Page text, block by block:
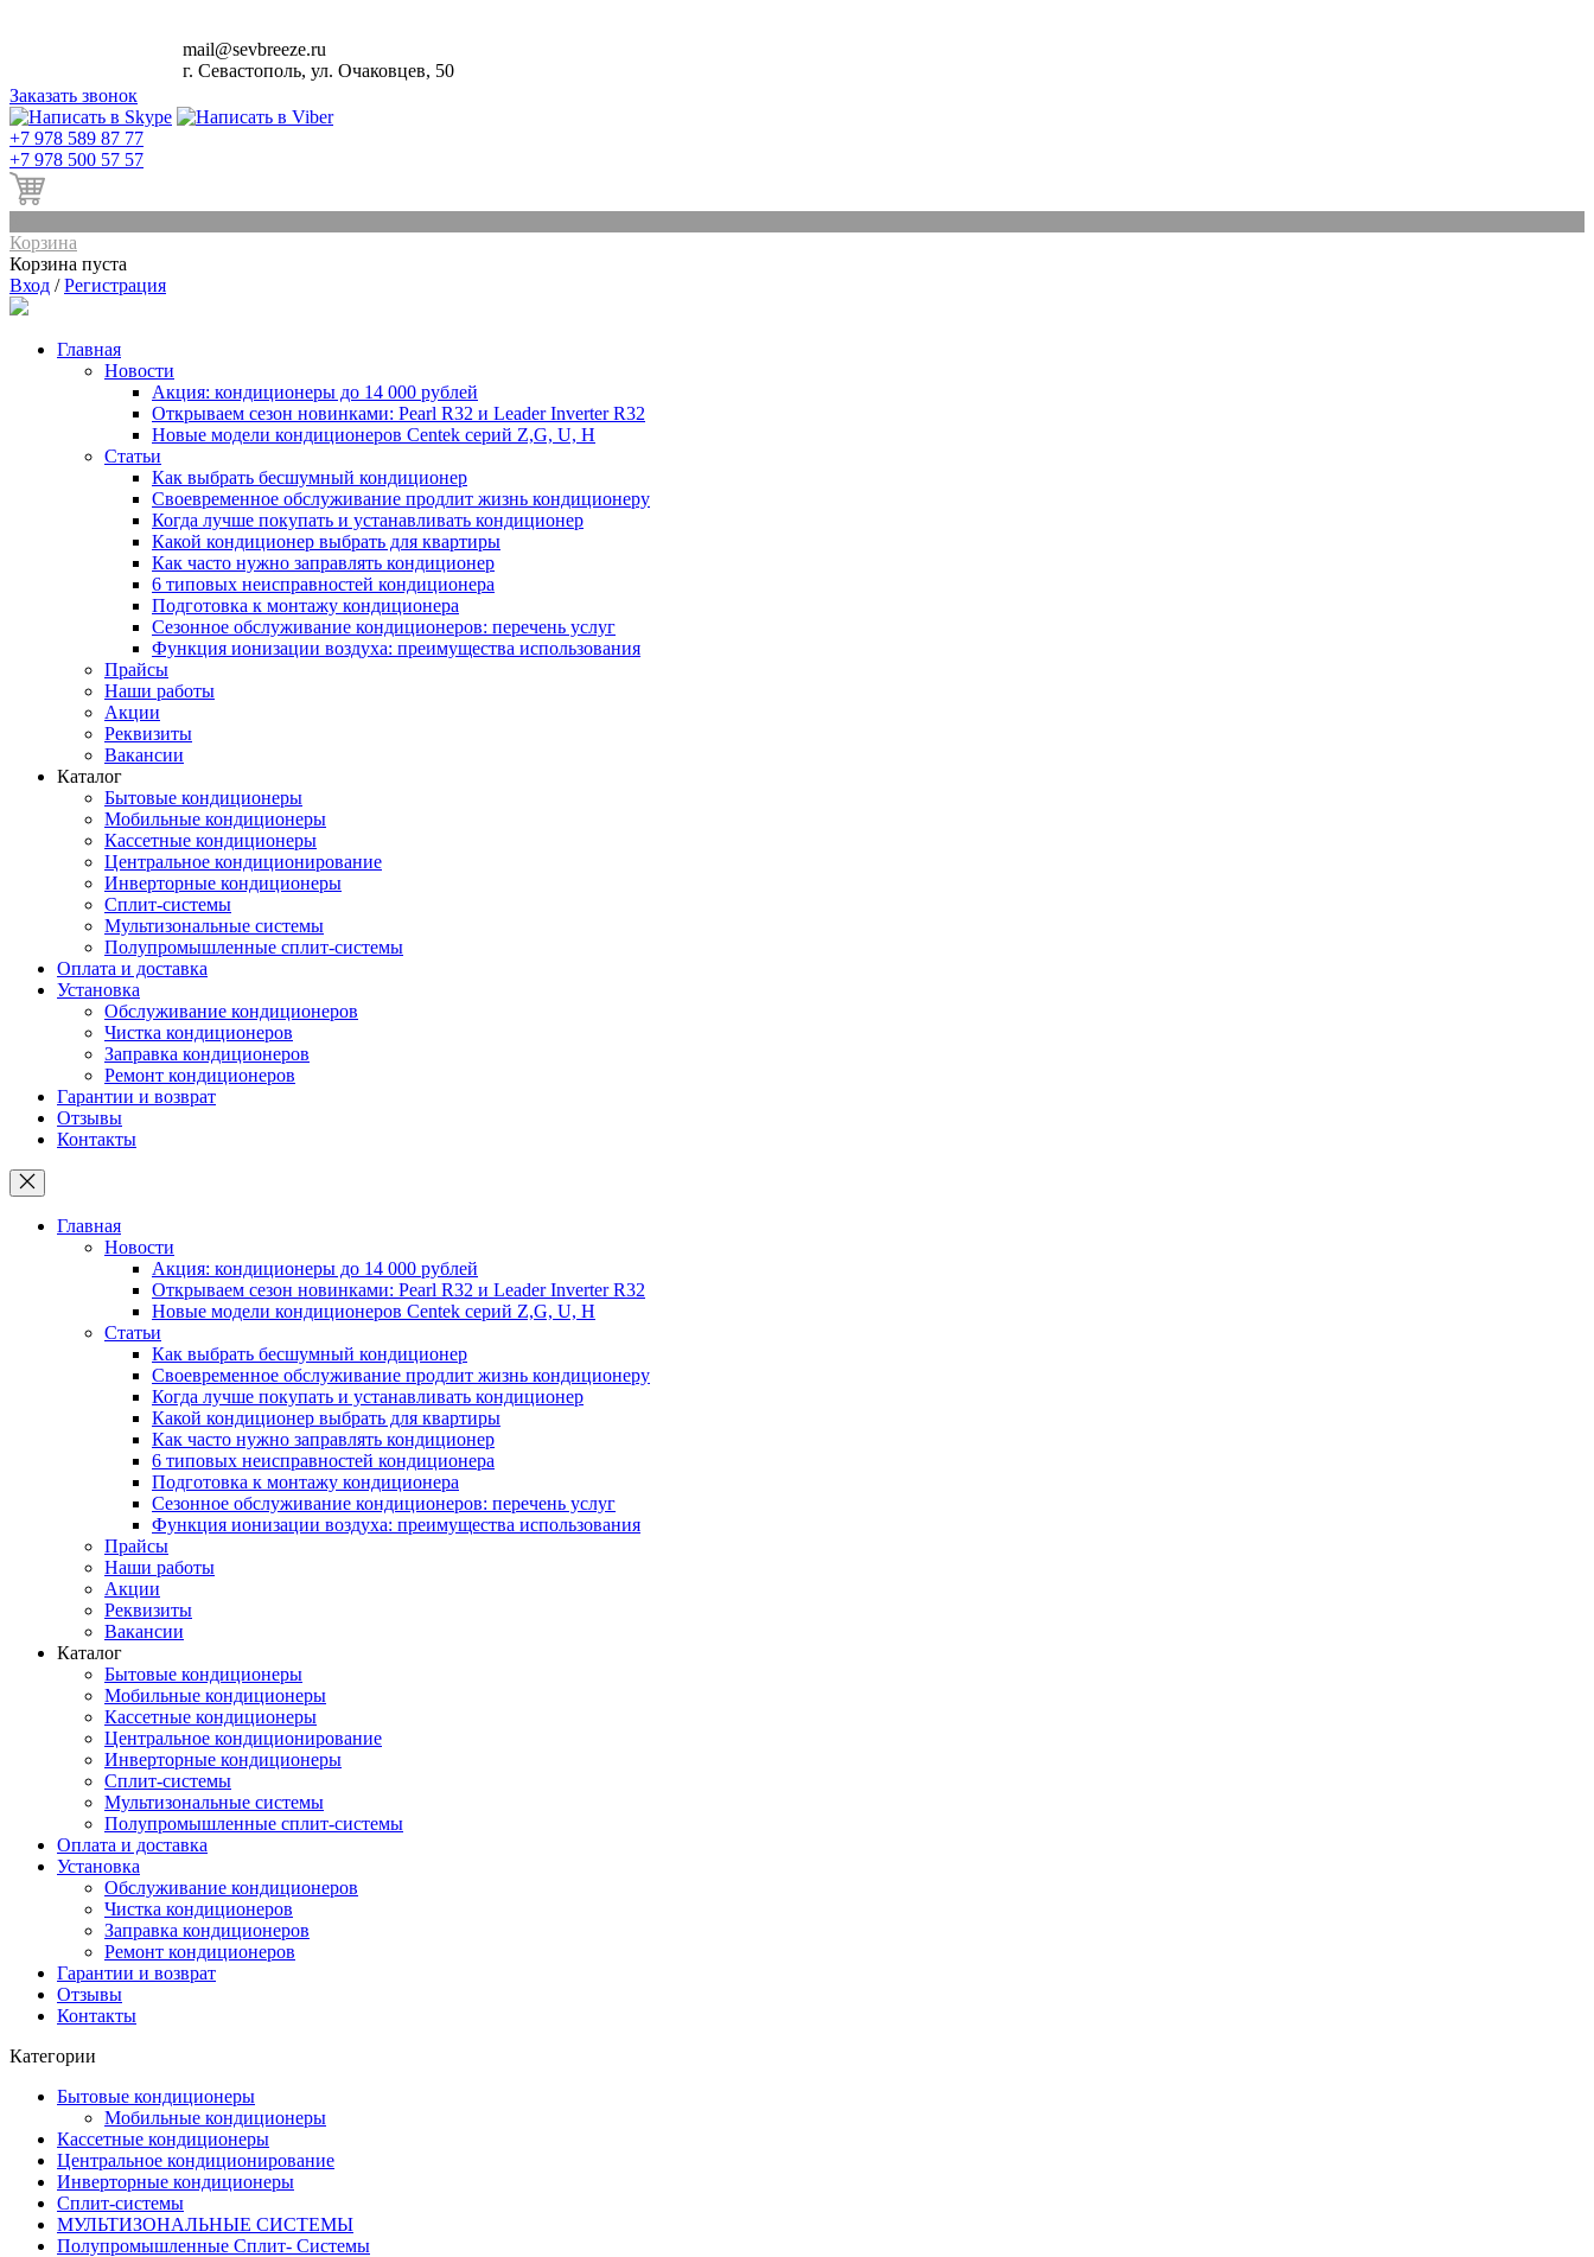
mail@sevbreeze.ru
г. Севастополь, ул. Очаковцев, 50
Заказать звонок
+7 978 589 87 77
+7 978 500 57 57
Корзина
Корзина пуста
Вход /Регистрация
Главная
Новости
Акция: кондиционеры до 14 000 рублей
Открываем сезон новинками: Pearl R32 и Leader Inverter R32
Новые модели кондиционеров Centek серий Z,G, U, Н
Статьи
Как выбрать бесшумный кондиционер
Своевременное обслуживание продлит жизнь кондиционеру
Когда лучше покупать и устанавливать кондиционер
Какой кондиционер выбрать для квартиры
Как часто нужно заправлять кондиционер
6 типовых неисправностей кондиционера
Подготовка к монтажу кондиционера
Сезонное обслуживание кондиционеров: перечень услуг
Функция ионизации воздуха: преимущества использования
Прайсы
Наши работы
Акции
Реквизиты
Вакансии
Каталог
Бытовые кондиционеры
Мобильные кондиционеры
Кассетные кондиционеры
Центральное кондиционирование
Инверторные кондиционеры
Сплит-системы
Мультизональные системы
Полупромышленные сплит-системы
Оплата и доставка
Установка
Обслуживание кондиционеров
Чистка кондиционеров
Заправка кондиционеров
Ремонт кондиционеров
Гарантии и возврат
Отзывы
Контакты
Главная
Новости
Акция: кондиционеры до 14 000 рублей
Открываем сезон новинками: Pearl R32 и Leader Inverter R32
Новые модели кондиционеров Centek серий Z,G, U, Н
Статьи
Как выбрать бесшумный кондиционер
Своевременное обслуживание продлит жизнь кондиционеру
Когда лучше покупать и устанавливать кондиционер
Какой кондиционер выбрать для квартиры
Как часто нужно заправлять кондиционер
6 типовых неисправностей кондиционера
Подготовка к монтажу кондиционера
Сезонное обслуживание кондиционеров: перечень услуг
Функция ионизации воздуха: преимущества использования
Прайсы
Наши работы
Акции
Реквизиты
Вакансии
Каталог
Бытовые кондиционеры
Мобильные кондиционеры
Кассетные кондиционеры
Центральное кондиционирование
Инверторные кондиционеры
Сплит-системы
Мультизональные системы
Полупромышленные сплит-системы
Оплата и доставка
Установка
Обслуживание кондиционеров
Чистка кондиционеров
Заправка кондиционеров
Ремонт кондиционеров
Гарантии и возврат
Отзывы
Контакты
Категории
Бытовые кондиционеры
Мобильные кондиционеры
Кассетные кондиционеры
Центральное кондиционирование
Инверторные кондиционеры
Сплит-системы
МУЛЬТИЗОНАЛЬНЫЕ СИСТЕМЫ
Полупромышленные Сплит- Системы